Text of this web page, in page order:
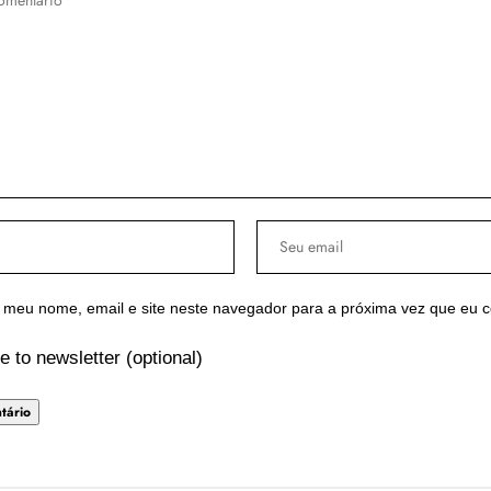
nome, email e site neste navegador para a próxima vez que eu
to newsletter (optional)